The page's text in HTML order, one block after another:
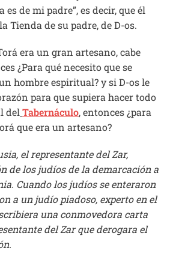
de mi padre”, es decir, que él
Tienda de su padre, de D-os.
era un gran artesano, cabe
¿Para qué necesito que se
hombre espiritual? y si D-os le
para que supiera hacer todo
del Tabernáculo,entonces ¿para
que era un artesano?
el representante del Zar,
de los judíos de la demarcación a
Cuando los judíos se enteraron
a un judío piadoso, experto en el
una conmovedora carta
del Zar que derogara el